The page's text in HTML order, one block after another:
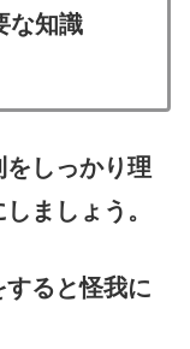
な知識
をしっかり理
ましょう。
ると怪我に